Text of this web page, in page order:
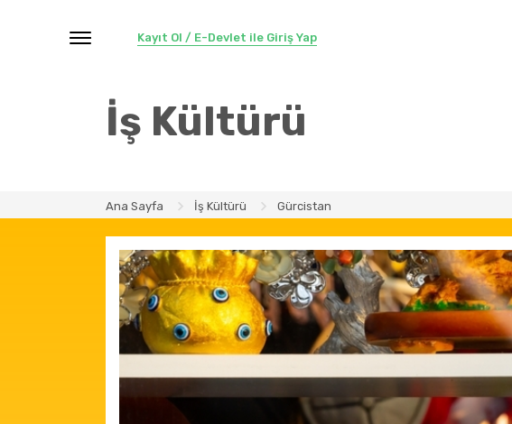
Kayıt Ol / E-Devlet ile Giriş Yap
İş Kültürü
Ana Sayfa İş Kültürü Gürcistan